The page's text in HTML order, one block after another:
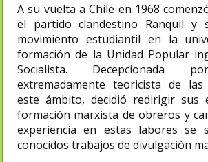
A su vuelta a Chile en 1968
el partido clandestino Ranquil y
movimiento estudiantil en la
formación de la Unidad Popular
Socialista.
extremadamente teoricista de
este ámbito, decidió redirigir sus
formación marxista de obreros y
experiencia en estas labores se
conocidos trabajos de divulgación